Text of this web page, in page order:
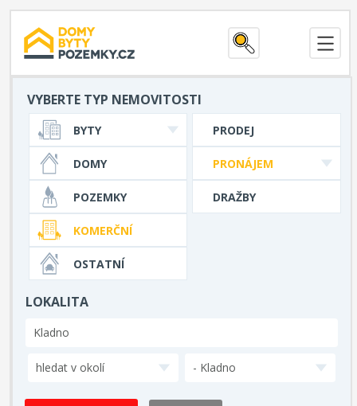
VYBERTE TYP NEMOVITOSTI
PRODEJ
PRONÁJEM
DRAŽBY
BYTY
DOMY
POZEMKY
KOMERČNÍ
OSTATNÍ
LOKALITA
hledat v okolí - Kladno